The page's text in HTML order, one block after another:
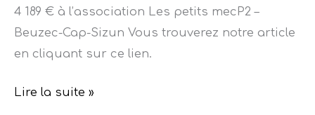
4 189 € à l’association Les petits mecP2 –
Beuzec-Cap-Sizun Vous trouverez notre article
en cliquant sur ce lien.
Lire la suite »